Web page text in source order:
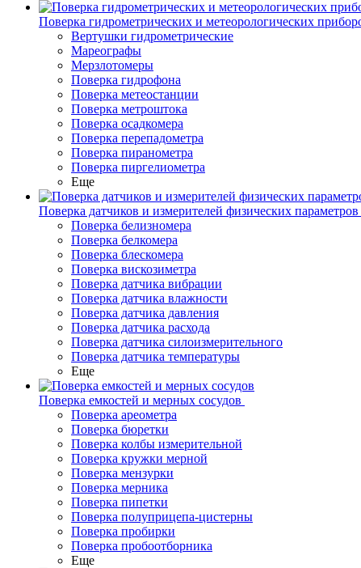
Поверка гидрометрических и метеорологических
Вертушки гидрометрические
Мареографы
Мерзлотомеры
Поверка гидрофона
Поверка метеостанции
Поверка метроштока
Поверка осадкомера
Поверка перепадометра
Поверка пиранометра
Поверка пиргелиометра
Еще
Поверка датчиков и измерителей физических параметров
Поверка белизномера
Поверка белкомера
Поверка блескомера
Поверка вискозиметра
Поверка датчика вибрации
Поверка датчика влажности
Поверка датчика давления
Поверка датчика расхода
Поверка датчика силоизмерительного
Поверка датчика температуры
Еще
Поверка емкостей и мерных сосудов
Поверка ареометра
Поверка бюретки
Поверка колбы измерительной
Поверка кружки мерной
Поверка мензурки
Поверка мерника
Поверка пипетки
Поверка полуприцепа-цистерны
Поверка пробирки
Поверка пробоотборника
Еще